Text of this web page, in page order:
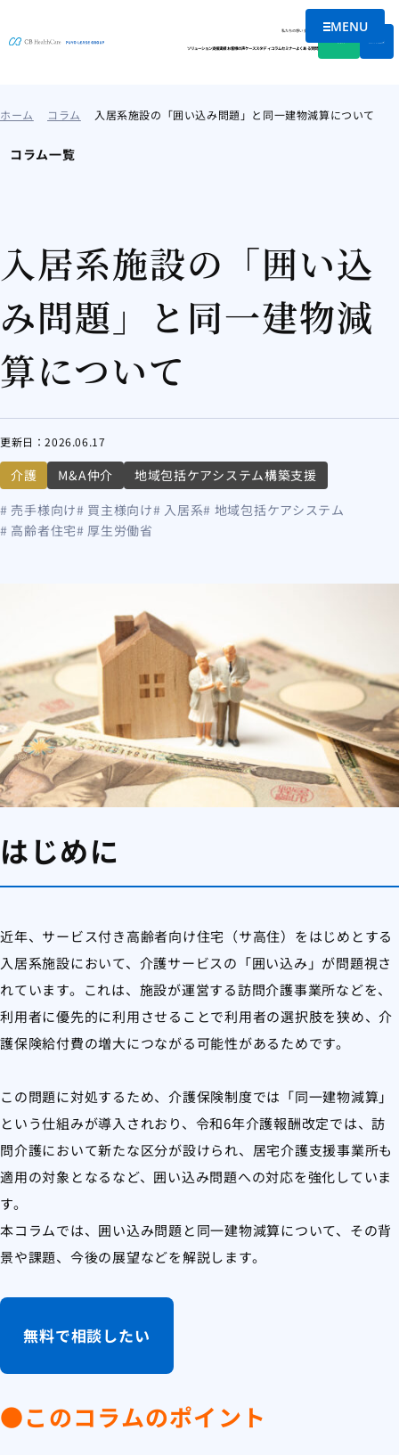
メニュー
MENU
私たちの想い会社情報
ソリューション支援実績お客様の声ケーススタディコラムセミナーよくある質問
ホーム コラム 入居系施設の「囲い込み問題」と同一建物減算について
コラム一覧
入居系施設の「囲い込
み問題」と同一建物減
算について
更新日：2026.06.17
介護 M&A仲介
地域包括ケアシステム構築支援
# 売手様向け# 買主様向け# 入居系# 地域包括ケアシステム
# 高齢者住宅# 厚生労働省
はじめに
近年、サービス付き高齢者向け住宅（サ高住）をはじめとする
入居系施設において、介護サービスの「囲い込み」が問題視さ
れています。これは、施設が運営する訪問介護事業所などを、
利用者に優先的に利用させることで利用者の選択肢を狭め、介
護保険給付費の増大につながる可能性があるためです。
この問題に対処するため、介護保険制度では「同一建物減算」
という仕組みが導入されおり、令和6年介護報酬改定では、訪
問介護において新たな区分が設けられ、居宅介護支援事業所も
適用の対象となるなど、囲い込み問題への対応を強化していま
す。
本コラムでは、囲い込み問題と同一建物減算について、その背
景や課題、今後の展望などを解説します。
無料で相談したい
●このコラムのポイント